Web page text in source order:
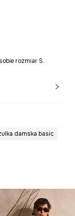
rozmiar S.
damska basic